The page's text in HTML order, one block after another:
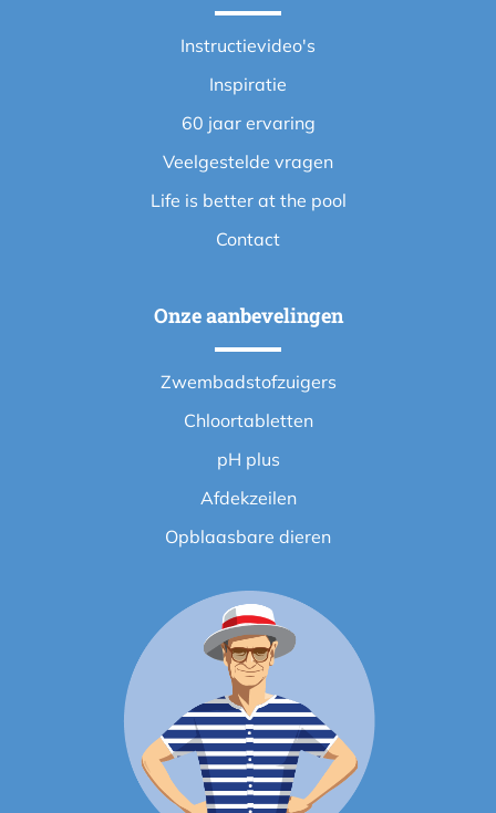
Instructievideo's
Inspiratie
60 jaar ervaring
Veelgestelde vragen
Life is better at the pool
Contact
Onze aanbevelingen
Zwembadstofzuigers
Chloortabletten
pH plus
Afdekzeilen
Opblaasbare dieren